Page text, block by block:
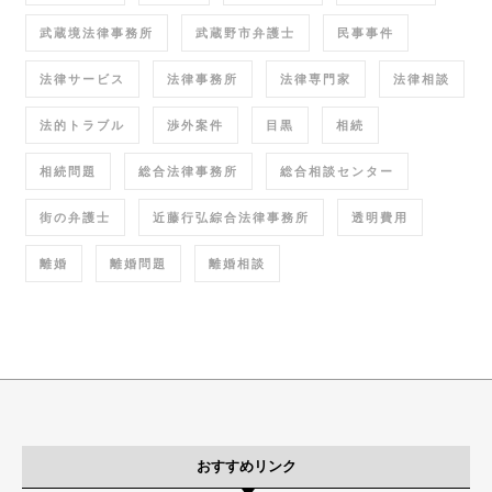
武蔵境法律事務所 武蔵野市弁護士 民事事件
法律サービス 法律事務所 法律専門家 法律相談
法的トラブル 渉外案件 目黒 相続
相続問題 総合法律事務所 総合相談センター
街の弁護士 近藤行弘綜合法律事務所 透明費用
離婚 離婚問題 離婚相談
おすすめリンク